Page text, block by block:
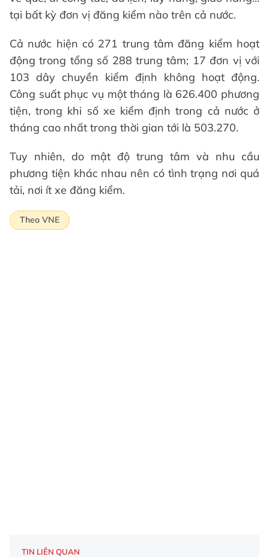
tại bất kỳ đơn vị đăng kiểm nào trên cả nước.
Cả nước hiện có 271 trung tâm đăng kiểm hoạt
động trong tổng số 288 trung tâm; 17 đơn vị với
103 dây chuyền kiểm định không hoạt động.
Công suất phục vụ một tháng là 626.400 phương
tiện, trong khi số xe kiểm định trong cả nước ở
tháng cao nhất trong thời gian tới là 503.270.
Tuy nhiên, do mật độ trung tâm và nhu cầu
phương tiện khác nhau nên có tình trạng nơi quá
tải, nơi ít xe đăng kiểm.
Theo VNE
TIN LIÊN QUAN